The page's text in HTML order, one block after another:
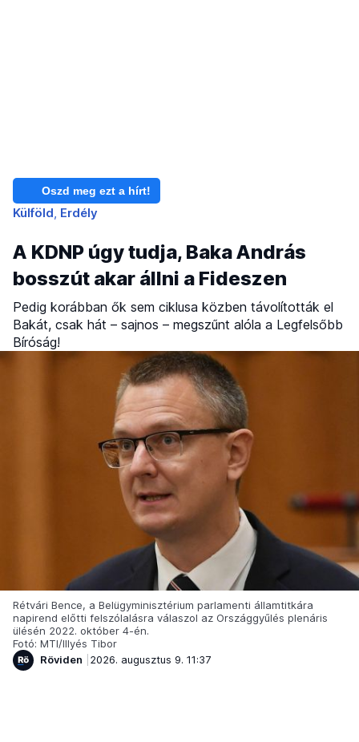
Oszd meg ezt a hírt!
Külföld Erdély
A KDNP úgy tudja, Baka András
bosszút akar állni a Fideszen
Pedig korábban ők sem ciklusa közben távolították el
Bakát, csak hát – sajnos – megszűnt alóla a Legfelsőbb
Bíróság!
Rétvári Bence, a Belügyminisztérium parlamenti államtitkára
napirend előtti felszólalásra válaszol az Országgyűlés plenáris
ülésén 2022. október 4-én.
Fotó: MTI/Illyés Tibor
Röviden
2026. augusztus 9. 11:37